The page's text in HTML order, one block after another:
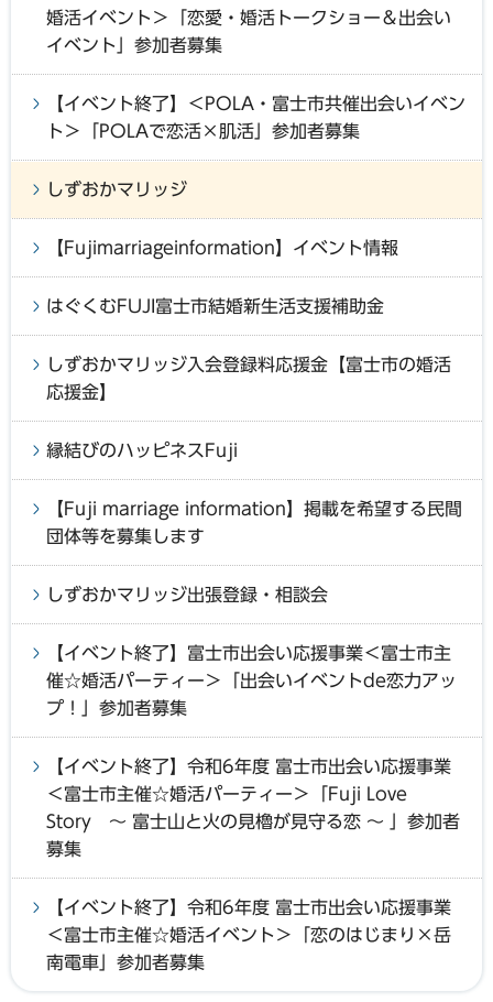
婚活イベント＞「恋愛・婚活トークショー＆出会い
イベント」参加者募集
【イベント終了】＜POLA・富士市共催出会いイベン
ト＞「POLAで恋活×肌活」参加者募集
しずおかマリッジ
【Fujimarriageinformation】イベント情報
はぐくむFUJI富士市結婚新生活支援補助金
しずおかマリッジ入会登録料応援金【富士市の婚活
応援金】
縁結びのハッピネスFuji
【Fuji marriage information】掲載を希望する民間
団体等を募集します
しずおかマリッジ出張登録・相談会
【イベント終了】富士市出会い応援事業＜富士市主
催☆婚活パーティー＞「出会いイベントde恋力アッ
プ！」参加者募集
【イベント終了】令和6年度 富士市出会い応援事業
＜富士市主催☆婚活パーティー＞「Fuji Love
Story ～ 富士山と火の見櫓が見守る恋 ～ 」参加者
募集
【イベント終了】令和6年度 富士市出会い応援事業
＜富士市主催☆婚活イベント＞「恋のはじまり×岳
南電車」参加者募集